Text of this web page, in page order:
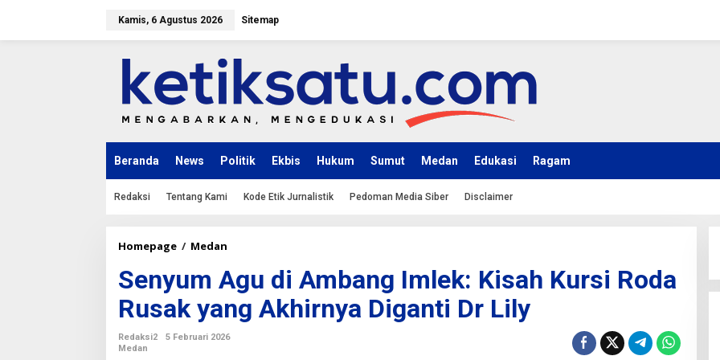
Kamis, 6 Agustus 2026 Sitemap
Beranda News Politik Ekbis Hukum Sumut Medan Edukasi Ragam
Redaksi Tentang Kami Kode Etik Jurnalistik Pedoman Media Siber Disclaimer
Homepage / Medan
n
y
u
m
A
Senyum Agu di Ambang Imlek: Kisah Kursi Roda
Rusak yang Akhirnya Diganti Dr Lily
Redaksi2
5 Februari 2026
Medan